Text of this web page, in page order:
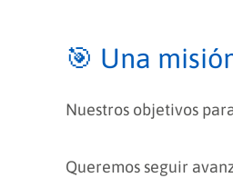
🎯 Una
Nuestros objetivos
Queremos seguir